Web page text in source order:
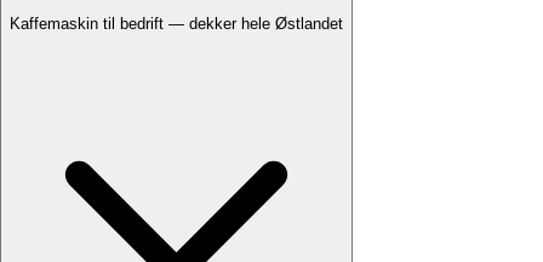
Kaffemaskin til bedrift — dekker hele Østlandet